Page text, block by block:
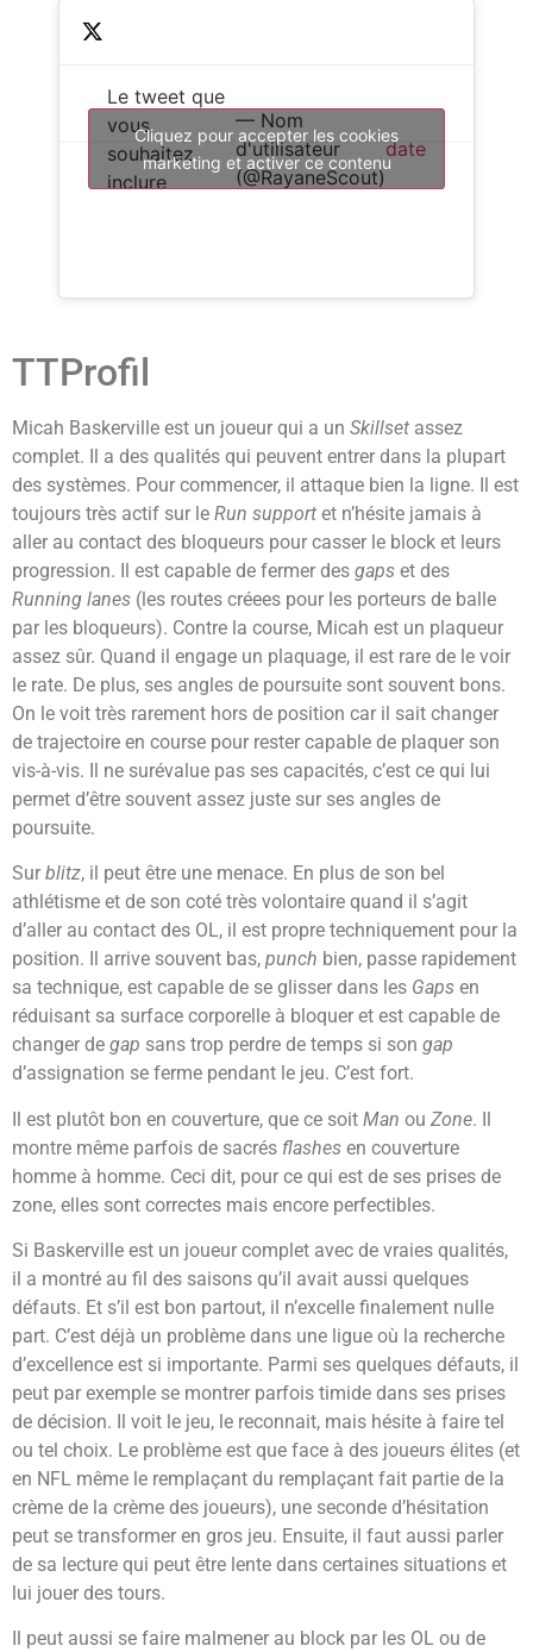
Le tweet que
vous
souhaitez
inclure
— Nom
d'utilisateur
(@RayaneScout)
date
Cliquez pour accepter les cookies
marketing et activer ce contenu
TTProfil
Micah Baskerville est un joueur qui a un Skillset assez
complet. Il a des qualités qui peuvent entrer dans la plupart
des systèmes. Pour commencer, il attaque bien la ligne. Il est
toujours très actif sur le Run support et n’hésite jamais à
aller au contact des bloqueurs pour casser le block et leurs
progression. Il est capable de fermer des gaps et des
Running lanes (les routes créees pour les porteurs de balle
par les bloqueurs). Contre la course, Micah est un plaqueur
assez sûr. Quand il engage un plaquage, il est rare de le voir
le rate. De plus, ses angles de poursuite sont souvent bons.
On le voit très rarement hors de position car il sait changer
de trajectoire en course pour rester capable de plaquer son
vis-à-vis. Il ne surévalue pas ses capacités, c’est ce qui lui
permet d’être souvent assez juste sur ses angles de
poursuite.
Sur blitz, il peut être une menace. En plus de son bel
athlétisme et de son coté très volontaire quand il s’agit
d’aller au contact des OL, il est propre techniquement pour la
position. Il arrive souvent bas, punch bien, passe rapidement
sa technique, est capable de se glisser dans les Gaps en
réduisant sa surface corporelle à bloquer et est capable de
changer de gap sans trop perdre de temps si son gap
d’assignation se ferme pendant le jeu. C’est fort.
Il est plutôt bon en couverture, que ce soit Man ou Zone. Il
montre même parfois de sacrés flashes en couverture
homme à homme. Ceci dit, pour ce qui est de ses prises de
zone, elles sont correctes mais encore perfectibles.
Si Baskerville est un joueur complet avec de vraies qualités,
il a montré au fil des saisons qu’il avait aussi quelques
défauts. Et s’il est bon partout, il n’excelle finalement nulle
part. C’est déjà un problème dans une ligue où la recherche
d’excellence est si importante. Parmi ses quelques défauts, il
peut par exemple se montrer parfois timide dans ses prises
de décision. Il voit le jeu, le reconnait, mais hésite à faire tel
ou tel choix. Le problème est que face à des joueurs élites (et
en NFL même le remplaçant du remplaçant fait partie de la
crème de la crème des joueurs), une seconde d’hésitation
peut se transformer en gros jeu. Ensuite, il faut aussi parler
de sa lecture qui peut être lente dans certaines situations et
lui jouer des tours.
Il peut aussi se faire malmener au block par les OL ou de